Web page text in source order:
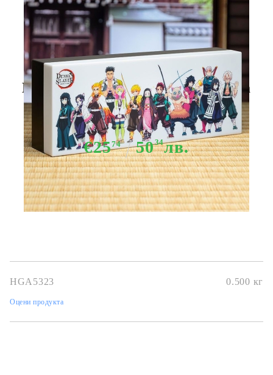
Share Tweet
Demon Slayer: Kimetsu No Yaiba
Лампа - Hashira
€2574 5034лв.
Няма в наличност - Не важи за "Pre-Order" обяви
HGA5323 0.500 кг
Оцени продукта